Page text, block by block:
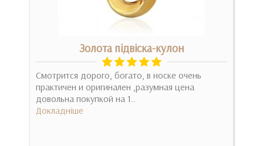
Золота підвіска-кулон
Смотрится дорого, богато, в носке очень
практичен и оригинален ,разумная цена
довольна покупкой на 1..
Докладніше